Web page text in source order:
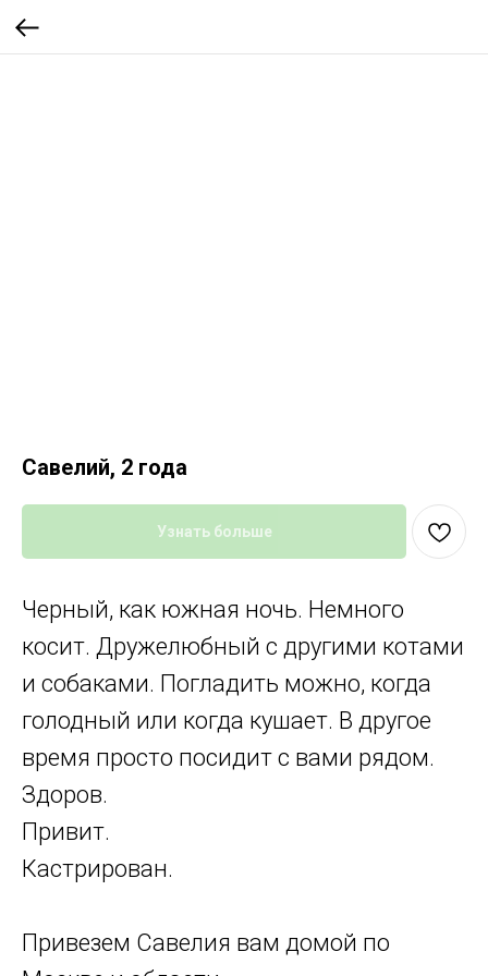
Савелий, 2 года
Узнать больше
Черный, как южная ночь. Немного
косит. Дружелюбный с другими котами
и собаками. Погладить можно, когда
голодный или когда кушает. В другое
время просто посидит с вами рядом.
Здоров.
Привит.
Кастрирован.
Привезем Савелия вам домой по